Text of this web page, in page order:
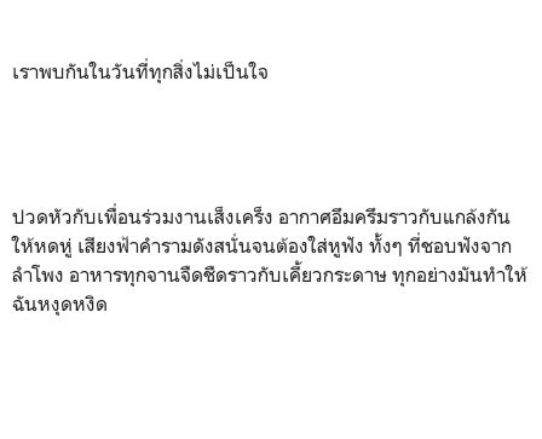
เราพบกันในวันที่ทุกสิ่งไม่เป็นใจ
ปวดหัวกับเพื่อนร่วมงานเส็งเคร็ง อากาศอึมครึมราวกับแกล้งกัน
ให้หดหู่ เสียงฟ้าคำรามดังสนั่นจนต้องใส่หูฟัง ทั้งๆ ที่ชอบฟังจาก
ลำโพง อาหารทุกจานจืดชืดราวกับเคี้ยวกระดาษ ทุกอย่างมันทำให้
ฉันหงุดหงิด